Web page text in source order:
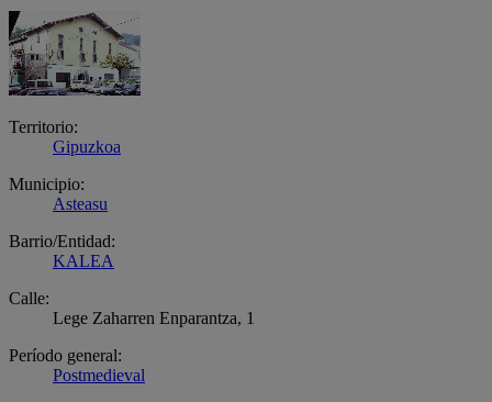
Territorio:
Gipuzkoa
Municipio:
Asteasu
Barrio/Entidad:
KALEA
Calle:
Lege Zaharren Enparantza, 1
Período general:
Postmedieval